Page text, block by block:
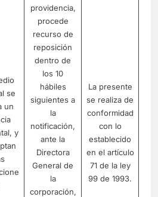
se
un
y
providencia,
procede
recurso de
reposición
dentro de
los 10
hábiles
siguientes a
la
notificación,
ante la
Directora
General de
la
corporación,
La presente
se realiza de
conformidad
con lo
establecido
en el artículo
71 de la ley
99 de 1993.